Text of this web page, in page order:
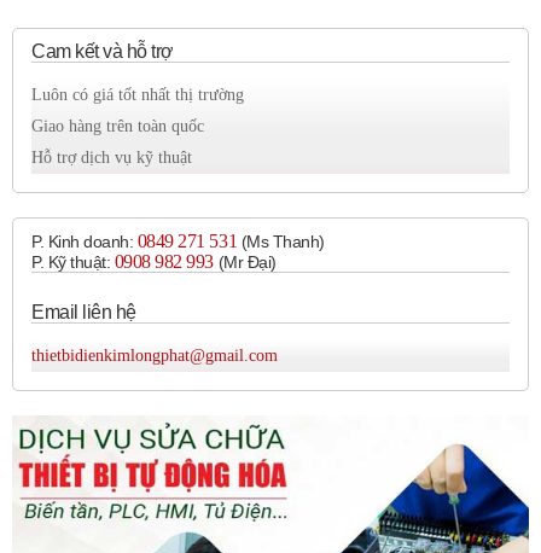
Cam kết và hỗ trợ
Luôn có giá tốt nhất thị trường
Giao hàng trên toàn quốc
Hỗ trợ dịch vụ kỹ thuật
P. Kinh doanh: 0849 271 531 (Ms Thanh)
P. Kỹ thuật: 0908 982 993​ (Mr Đại)
Email liên hệ
thietbidienkimlongphat@gmail.com